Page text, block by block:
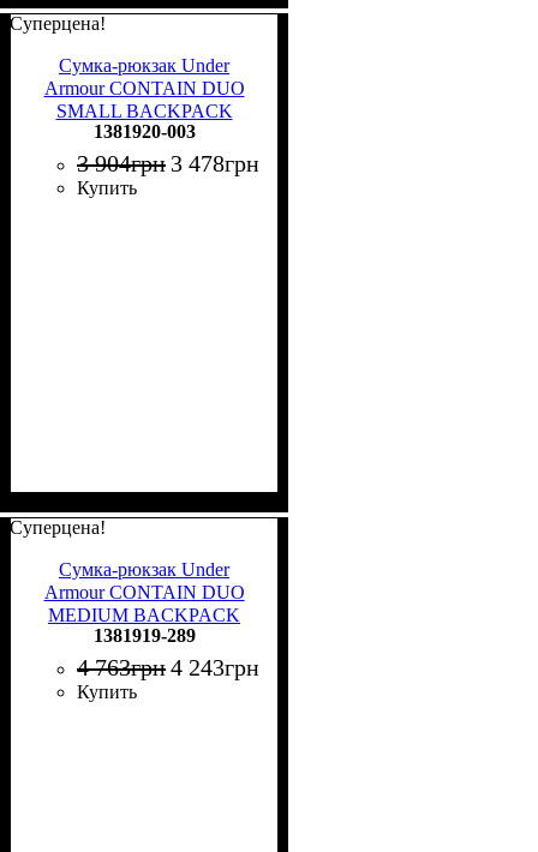
Суперцена!
Сумка-рюкзак Under
Armour CONTAIN DUO
SMALL BACKPACK
DUFFLE черно-темно-
серая 1381920-003
1381920-003
3 904грн 3 478грн
Купить
Суперцена!
Сумка-рюкзак Under
Armour CONTAIN DUO
MEDIUM BACKPACK
DUFFLE бежево-оранжевая
1381919-289
1381919-289
4 763грн4 243грн
Купить